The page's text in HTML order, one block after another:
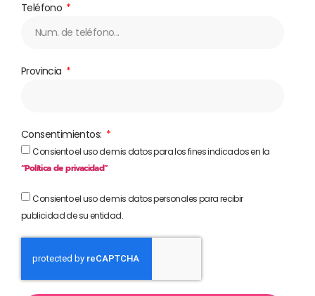
Teléfono
Provincia
Consentimientos:
Consiento el uso de mis datos para los fines indicados en la
“Política de privacidad”
Consiento el uso de mis datos personales para recibir
publicidad de su entidad.